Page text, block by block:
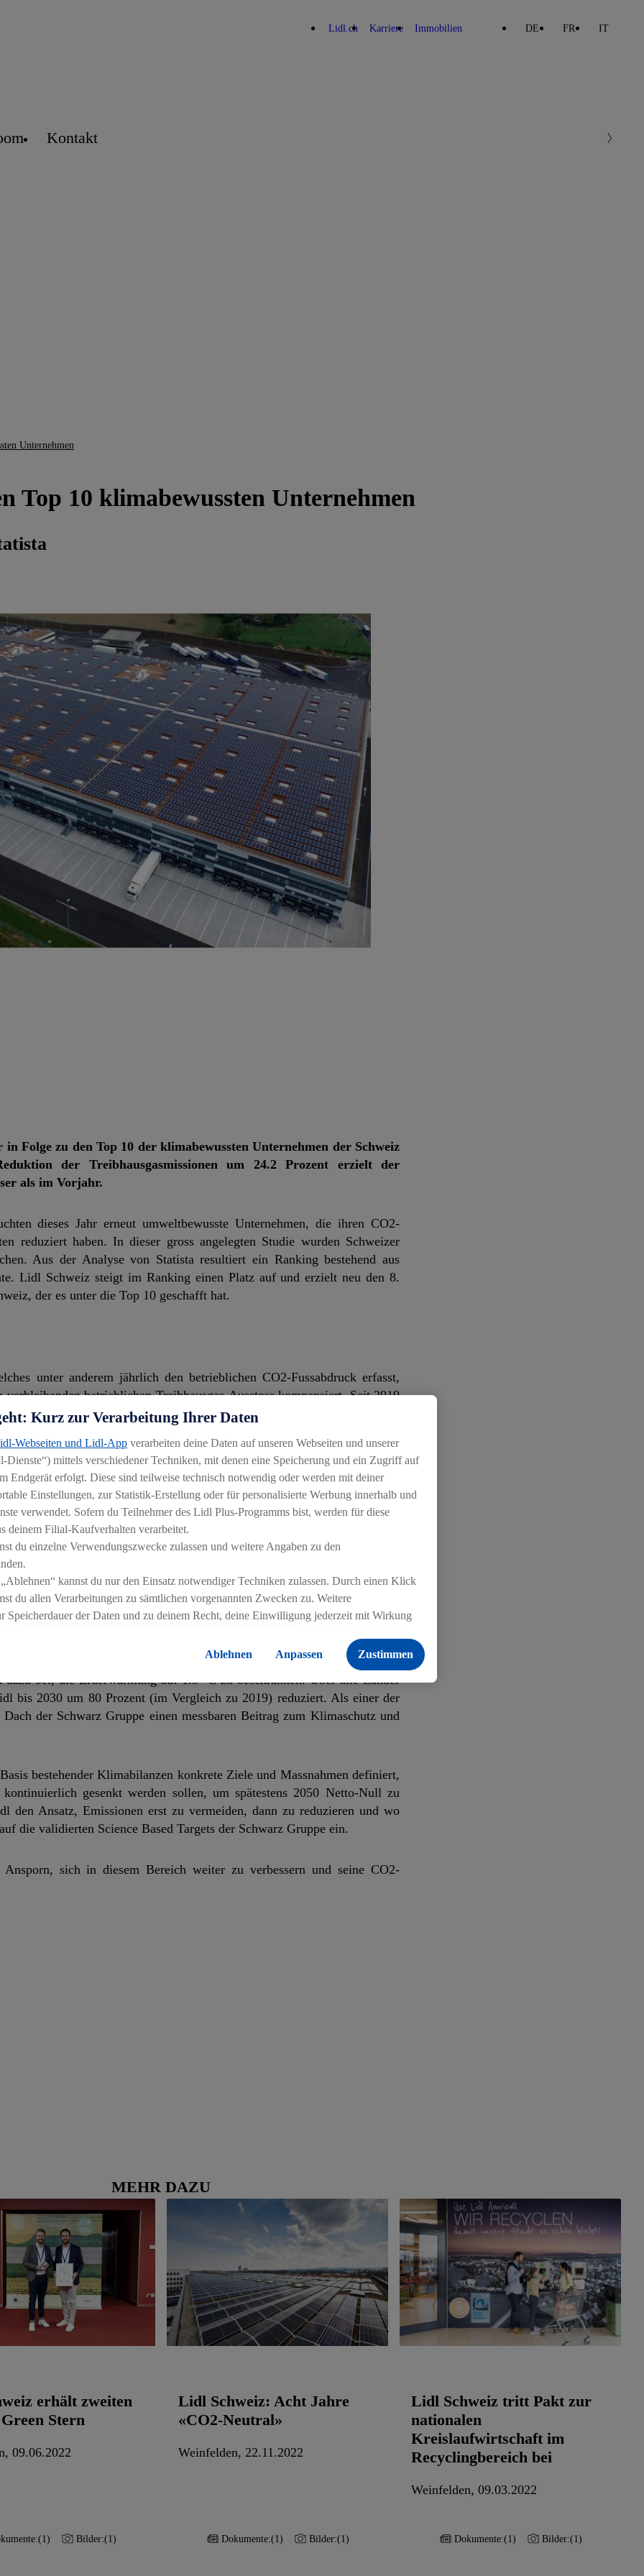
Lidl.ch Karriere Immobilien DE FR IT
Kontakt
Unternehmen
Top 10 klimabewussten Unternehmen
Folge zu den Top 10 der klimabewussten Unternehmen der Schweiz
der Treibhausgasmissionen um 24.2 Prozent erzielt der
als im Vorjahr.
dieses Jahr erneut umweltbewusste Unternehmen, die ihren CO2-
reduziert haben. In dieser gross angelegten Studie wurden Schweizer
Aus der Analyse von Statista resultiert ein Ranking bestehend aus
Lidl Schweiz steigt im Ranking einen Platz auf und erzielt neu den 8.
der es unter die Top 10 geschafft hat.
unter anderem jährlich den betrieblichen CO2-Fussabdruck erfasst,
betrieblichen Treibhausgas-Ausstoss kompensiert. Seit 2019
Fussabdruck, also inklusive Emissionen aus dem Sortiment. Seit 2014
damit jährlich mit dem Swiss Climate Label CO2 NEUTRAL zertifiziert.
um 24.2 Prozent gehört beispielsweise der verminderte Einsatz von
ersetzt synthetische Kältemittel mit hohem Treibhausgaspotential
Zudem verzeichnete Lidl Schweiz weniger Fahrten mit
Emissionen kommt aus dem Transportbereich. Lidl Schweiz will
für alle Unternehmensteile, offiziell der international anerkannten
dazu verpflichtet, wissenschaftlich validierte Klimaziele, sogenannte
offiziell von der Science Based Targets Initiative validiert. Damit sind sie
bei, die Erderwärmung auf 1.5 °C zu beschränken. Über alle Länder
bis 2030 um 80 Prozent (im Vergleich zu 2019) reduziert. Als einer der
der Schwarz Gruppe einen messbaren Beitrag zum Klimaschutz und
bestehender Klimabilanzen konkrete Ziele und Massnahmen definiert,
gesenkt werden sollen, um spätestens 2050 Netto-Null zu
den Ansatz, Emissionen erst zu vermeiden, dann zu reduzieren und wo
die validierten Science Based Targets der Schwarz Gruppe ein.
sich in diesem Bereich weiter zu verbessern und seine CO2-
MEHR DAZU
erhält zweiten
Stern
09.06.2022
(1) Bilder:(1)
Lidl Schweiz: Acht Jahre
«CO2-Neutral»
Weinfelden, 22.11.2022
Dokumente:(1) Bilder:(1)
Lidl Schweiz tritt Pakt zur
nationalen
Kreislaufwirtschaft im
Recyclingbereich bei
Weinfelden, 09.03.2022
Dokumente:(1) Bilder:(1)
Kurz zur Verarbeitung Ihrer Daten
Webseiten und Lidl-App verarbeiten deine Daten auf unseren Webseiten und unserer
Dienste“) mittels verschiedener Techniken, mit denen eine Speicherung und ein Zugriff auf
Endgerät erfolgt. Diese sind teilweise technisch notwendig oder werden mit deiner
Einstellungen, zur Statistik-Erstellung oder für personalisierte Werbung innerhalb und
verwendet. Sofern du Teilnehmer des Lidl Plus-Programms bist, werden für diese
deinem Filial-Kaufverhalten verarbeitet.
du einzelne Verwendungszwecke zulassen und weitere Angaben zu den
kannst du nur den Einsatz notwendiger Techniken zulassen. Durch einen Klick
du allen Verarbeitungen zu sämtlichen vorgenannten Zwecken zu. Weitere
Speicherdauer der Daten und zu deinem Recht, deine Einwilligung jederzeit mit Wirkung
Ablehnen
Anpassen Zustimmen